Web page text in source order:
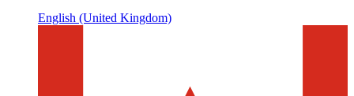
English (United Kingdom)